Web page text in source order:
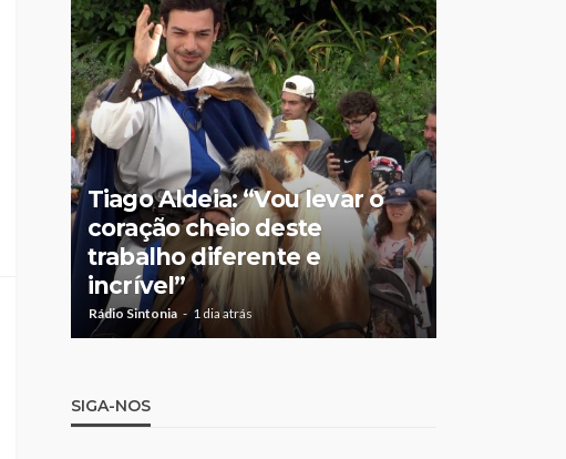
Tiago Aldeia: “Vou levar o
coração cheio deste
trabalho diferente e
incrível”
Rádio Sintonia 1 dia atrás
SIGA-NOS